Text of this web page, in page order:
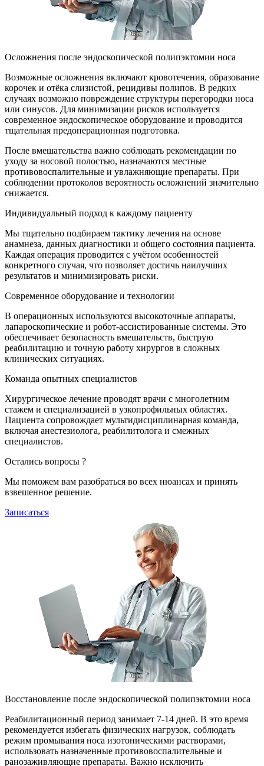
Осложнения после эндоскопической полипэктомии носа
Возможные осложнения включают кровотечения, образование
корочек и отёка слизистой, рецидивы полипов. В редких
случаях возможно повреждение структуры перегородки носа
или синусов. Для минимизации рисков используется
современное эндоскопическое оборудование и проводится
тщательная предоперационная подготовка.
После вмешательства важно соблюдать рекомендации по
уходу за носовой полостью, назначаются местные
противовоспалительные и увлажняющие препараты. При
соблюдении протоколов вероятность осложнений значительно
снижается.
Индивидуальный подход к каждому пациенту
Мы тщательно подбираем тактику лечения на основе
анамнеза, данных диагностики и общего состояния пациента.
Каждая операция проводится с учётом особенностей
конкретного случая, что позволяет достичь наилучших
результатов и минимизировать риски.
Современное оборудование и технологии
В операционных используются высокоточные аппараты,
лапароскопические и робот-ассистированные системы. Это
обеспечивает безопасность вмешательств, быструю
реабилитацию и точную работу хирургов в сложных
клинических ситуациях.
Команда опытных специалистов
Хирургическое лечение проводят врачи с многолетним
стажем и специализацией в узкопрофильных областях.
Пациента сопровождает мультидисциплинарная команда,
включая анестезиолога, реабилитолога и смежных
специалистов.
Остались вопросы ?
Мы поможем вам разобраться во всех нюансах и принять
взвешенное решение.
Записаться
Восстановление после эндоскопической полипэктомии носа
Реабилитационный период занимает 7-14 дней. В это время
рекомендуется избегать физических нагрузок, соблюдать
режим промывания носа изотоническими растворами,
использовать назначенные противовоспалительные и
ранозаживляющие препараты. Важно исключить